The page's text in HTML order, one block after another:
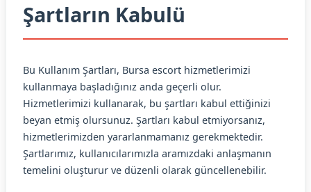
Şartların Kabulü
Bu Kullanım Şartları, Bursa escort hizmetlerimizi
kullanmaya başladığınız anda geçerli olur.
Hizmetlerimizi kullanarak, bu şartları kabul ettiğinizi
beyan etmiş olursunuz. Şartları kabul etmiyorsanız,
hizmetlerimizden yararlanmamanız gerekmektedir.
Şartlarımız, kullanıcılarımızla aramızdaki anlaşmanın
temelini oluşturur ve düzenli olarak güncellenebilir.